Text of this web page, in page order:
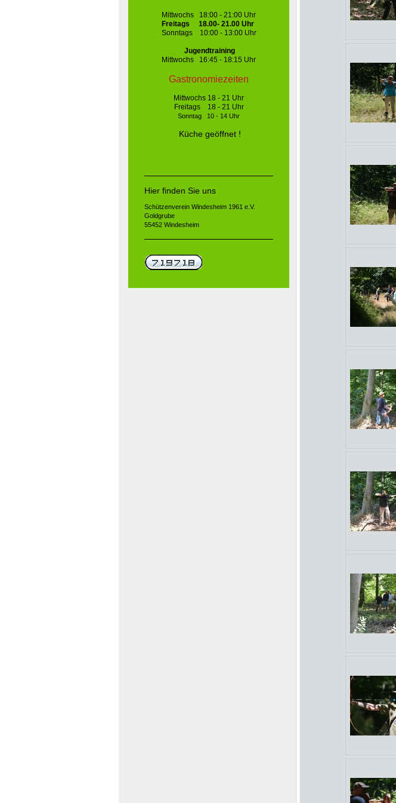
Mittwochs 18:00 - 21:00 Uhr
Freitags 18.00- 21.00 Uhr
Sonntags 10:00 - 13:00 Uhr
Jugendtraining
Mittwochs 16:45 - 18:15 Uhr
Gastronomiezeiten
Mittwochs 18 - 21 Uhr
Freitags 18 - 21 Uhr
Sonntag 10 - 14 Uhr
Küche geöffnet !
Hier finden Sie uns
Schützenverein Windesheim 1961 e.V.
Goldgrube
55452 Windesheim